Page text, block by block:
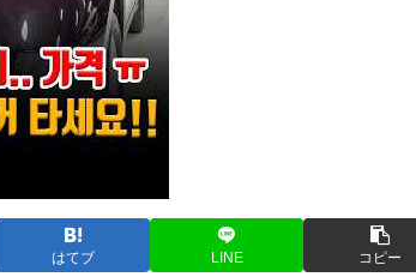
はてブ LINE コピー